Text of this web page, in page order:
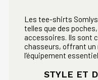
Les tee-shirts
telles que des
accessoires. Ils sont
chasseurs, offrant un
l’équipement
STYLE ET